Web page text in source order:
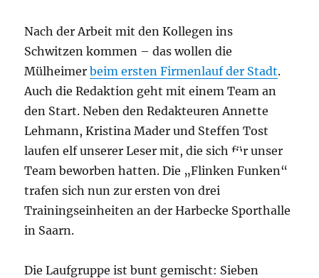
Nach der Arbeit mit den Kollegen ins
Schwitzen kommen – das wollen die
Mülheimerbeim ersten Firmenlauf der Stadt.
Auch die Redaktion geht mit einem Team an
den Start. Neben den Redakteuren Annette
Lehmann, Kristina Mader und Steffen Tost
laufen elf unserer Leser mit, die sich für unser
Team beworben hatten. Die „Flinken Funken“
trafen sich nun zur ersten von drei
Trainingseinheiten an der Harbecke Sporthalle
in Saarn.
Die Laufgruppe ist bunt gemischt: Sieben